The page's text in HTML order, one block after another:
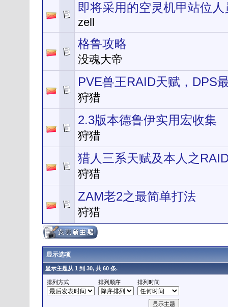
即将采用的空灵机甲站位
zell
格鲁攻略
没魂大帝
PVE兽王RAID天赋，DPS
狩猎
2.3版本德鲁伊实用宏收集
狩猎
猎人三系天赋及本人之
狩猎
ZAM老2之最简单打法
狩猎
显示选项
显示主题从 1 到 30, 共 60 条.
排列方式 排列顺序 排列时间